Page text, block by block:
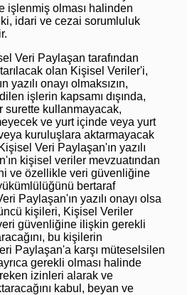
işlenmiş olması halinden
idari ve cezai sorumluluk
Veri Paylaşan tarafından
olan Kişisel Veriler'i,
yazılı onayı olmaksızın,
işlerin kapsamı dışında,
surette kullanmayacak,
ve yurt içinde veya yurt
kuruluşlara aktarmayacak
Veri Paylaşan'ın yazılı
kişisel veriler mevzuatından
ve özellikle veri güvenliğine
bertaraf
Paylaşan'ın yazılı onayı olsa
kişileri, Kişisel Veriler
güvenliğine ilişkin gerekli
bu kişilerin
Paylaşan'a karşı müteselsilen
gerekli olması halinde
izinleri alarak ve
kabul, beyan ve